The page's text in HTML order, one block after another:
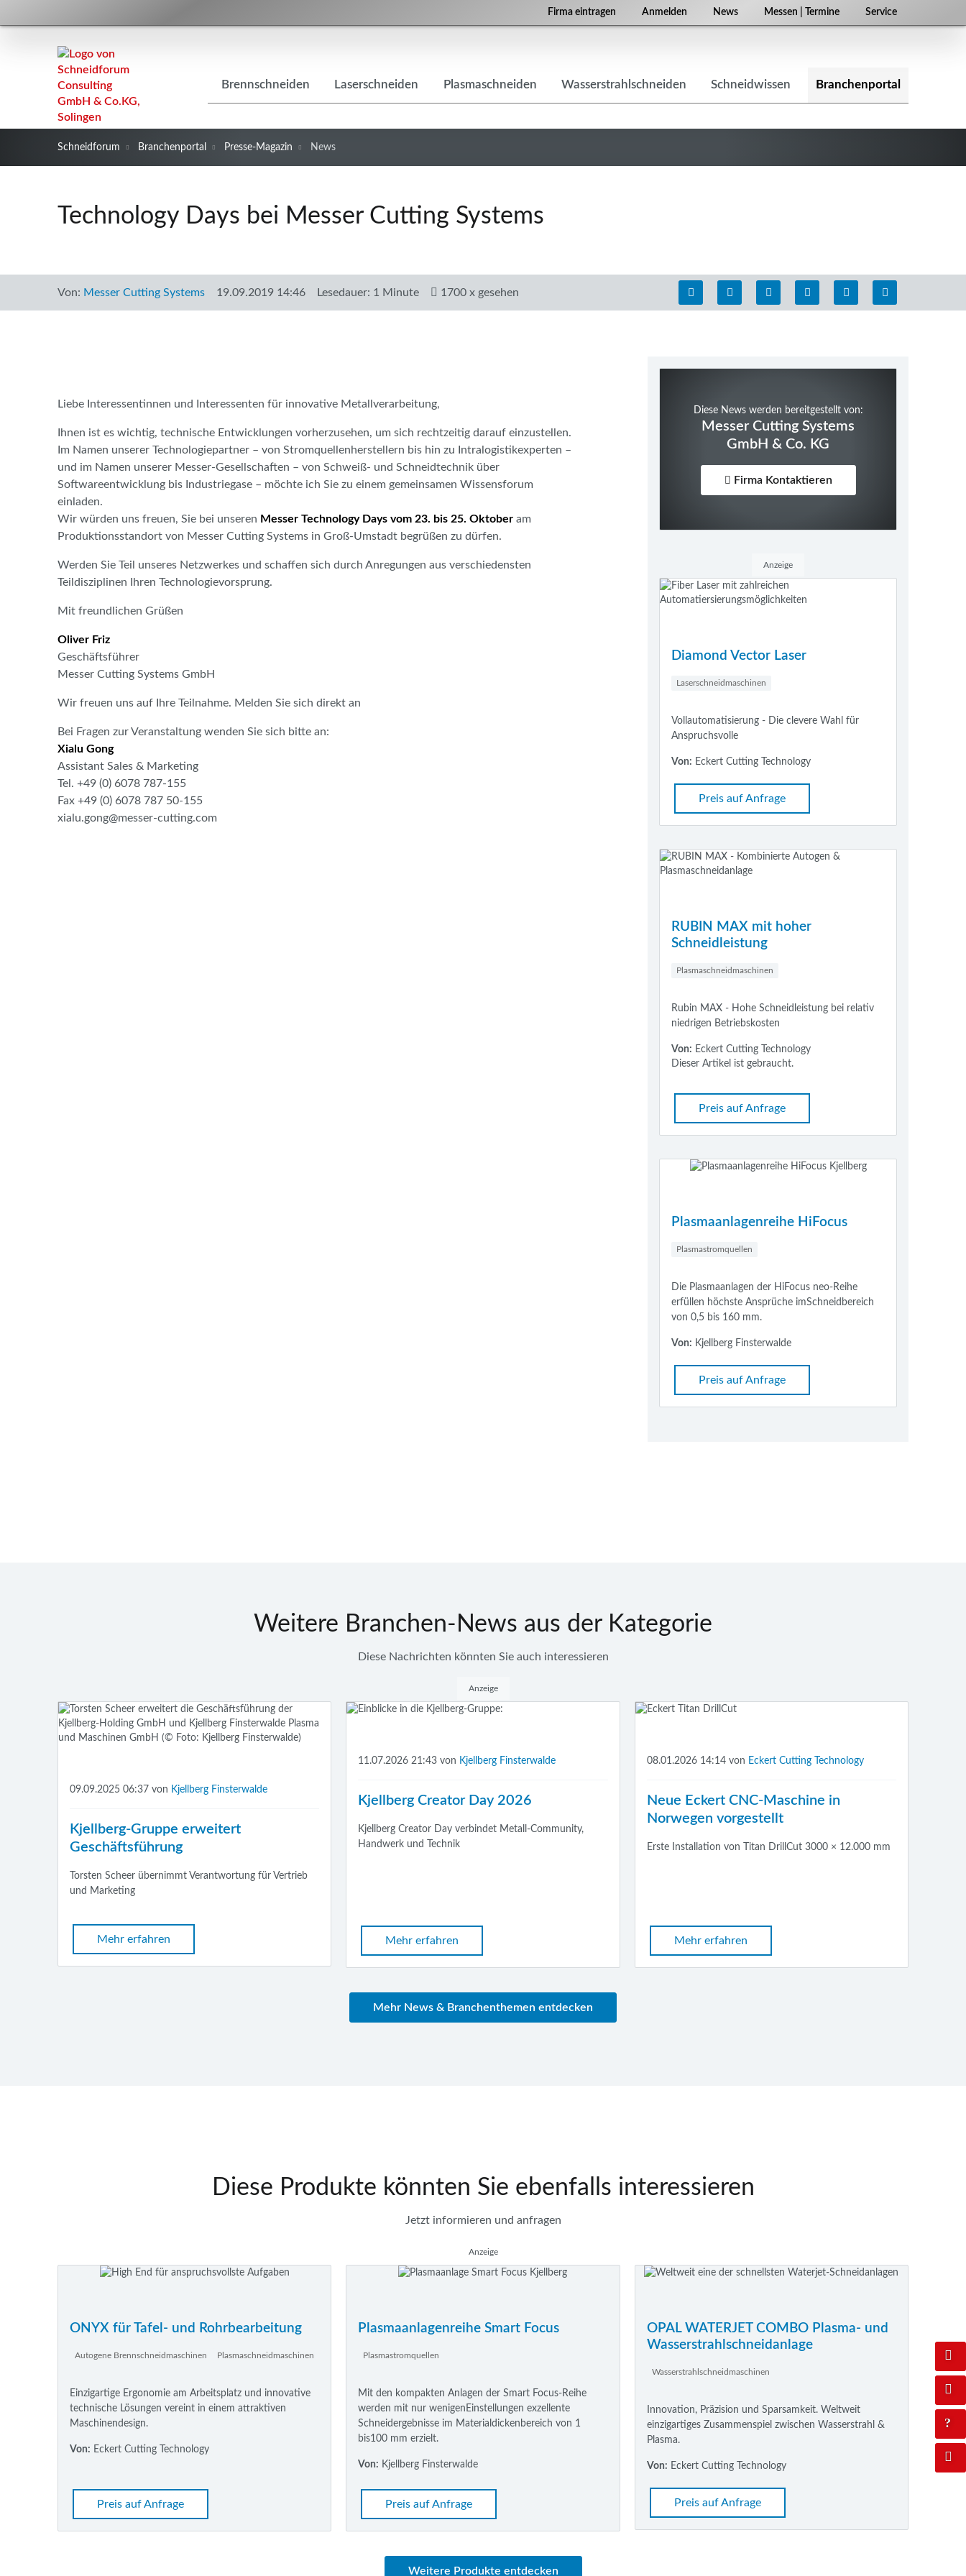
Firma eintragen Anmelden News Messen | Termine Service
überspringen
Brennschneiden Laserschneiden Plasmaschneiden Wasserstrahlschneiden Schneidwissen Branchenportal
Schneidforum Branchenportal Presse-Magazin News
Technology Days bei Messer Cutting Systems
Von: Messer Cutting Systems 19.09.2019 14:46 Lesedauer: 1 Minute 1700 x gesehen
Liebe Interessentinnen und Interessenten für innovative Metallverarbeitung,
Ihnen ist es wichtig, technische Entwicklungen vorherzusehen, um sich rechtzeitig darauf einzustellen.
Im Namen unserer Technologiepartner – von Stromquellenherstellern bis hin zu Intra­lo­gistikexperten –
und im Namen unserer ­Messer-Gesellschaften – von Schweiß- und Schneidtechnik über
Softwareentwicklung bis Indus­triegase – möchte ich Sie zu einem gemeinsamen Wissensforum
einladen.
Wir würden uns freuen, Sie bei unseren Messer Technology Days vom 23. bis 25. Oktober am
Produktionsstandort von Messer Cutting Systems in Groß-Umstadt begrüßen zu dürfen.
Werden Sie Teil unseres Netzwerkes und schaffen sich durch Anregungen aus verschiedensten
Teildisziplinen Ihren Technologievorsprung.
Mit freundlichen Grüßen
Oliver Friz
Geschäftsführer
Messer Cutting Systems GmbH
Wir freuen uns auf Ihre Teilnahme. Melden Sie sich direkt an
Bei Fragen zur Veranstaltung wenden Sie sich bitte an:
Xialu Gong
Assistant Sales & Marketing
Tel. +49 (0) 6078 787-155
Fax +49 (0) 6078 787 50-155
xialu.gong@messer-cutting.com
Diese News werden bereitgestellt von:
Messer Cutting Systems
GmbH & Co. KG
Firma Kontaktieren
Anzeige
Diamond Vector Laser
Laserschneidmaschinen
Vollautomatisierung - Die clevere Wahl für
Anspruchsvolle
Von: Eckert Cutting Technology
Preis auf Anfrage
RUBIN MAX mit hoher
Schneidleistung
Plasmaschneidmaschinen
Rubin MAX - Hohe Schneidleistung bei relativ
niedrigen Betriebskosten
Von: Eckert Cutting Technology
Dieser Artikel ist gebraucht.
Preis auf Anfrage
Plasmaanlagenreihe HiFocus
Plasmastromquellen
Die Plasmaanlagen der HiFocus neo-Reihe
erfüllen höchste Ansprüche imSchneidbereich
von 0,5 bis 160 mm.
Von: Kjellberg Finsterwalde
Preis auf Anfrage
Weitere Branchen-News aus der Kategorie
Diese Nachrichten könnten Sie auch interessieren
Anzeige
09.09.2025 06:37 von Kjellberg Finsterwalde
Kjellberg-Gruppe erweitert
Geschäftsführung
Torsten Scheer übernimmt Verantwortung für Vertrieb
und Marketing
Mehr erfahren
11.07.2026 21:43 von Kjellberg Finsterwalde
Kjellberg Creator Day 2026
Kjellberg Creator Day verbindet Metall-Community,
Handwerk und Technik
Mehr erfahren
08.01.2026 14:14 von Eckert Cutting Technology
Neue Eckert CNC-Maschine in
Norwegen vorgestellt
Erste Installation von Titan DrillCut 3000 × 12.000 mm
Mehr erfahren
Mehr News & Branchenthemen entdecken
Diese Produkte könnten Sie ebenfalls interessieren
Jetzt informieren und anfragen
Anzeige
ONYX für Tafel- und Rohrbearbeitung
Autogene Brennschneidmaschinen Plasmaschneidmaschinen
Einzigartige Ergonomie am Arbeitsplatz und innovative
technische Lösungen vereint in einem attraktiven
Maschinendesign.
Von: Eckert Cutting Technology
Preis auf Anfrage
Plasmaanlagenreihe Smart Focus
Plasmastromquellen
Mit den kompakten Anlagen der Smart Focus-Reihe
werden mit nur wenigenEinstellungen exzellente
Schneidergebnisse im Materialdickenbereich von 1
bis100 mm erzielt.
Von: Kjellberg Finsterwalde
Preis auf Anfrage
OPAL WATERJET COMBO Plasma- und
Wasserstrahlschneidanlage
Wasserstrahlschneidmaschinen
Innovation, Präzision und Sparsamkeit. Weltweit
einzigartiges Zusammenspiel zwischen Wasserstrahl &
Plasma.
Von: Eckert Cutting Technology
Preis auf Anfrage
Weitere Produkte entdecken